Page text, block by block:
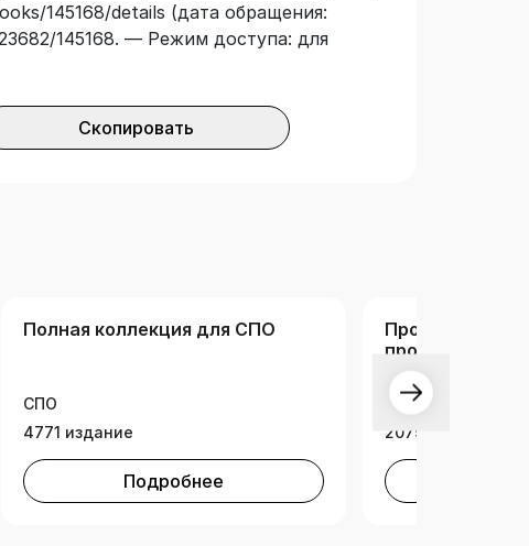
145168/details (дата обращения:
145168. — Режим доступа: для
Скопировать
Полная коллекция для СПО
СПО
4771 издание
Подробнее
образование)
СПО
2079 изданий